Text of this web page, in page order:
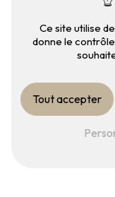
Ce site utilise
donne le
Tout accepter